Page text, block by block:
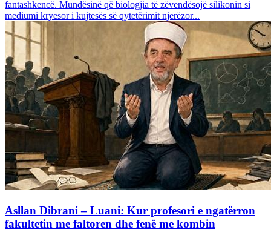
fantashkencë. Mundësinë që biologjia të zëvendësojë silikonin si
mediumi kryesor i kujtesës së qytetërimit njerëzor...
Asllan Dibrani – Luani: Kur profesori e ngatërron
fakultetin me faltoren dhe fenë me kombin